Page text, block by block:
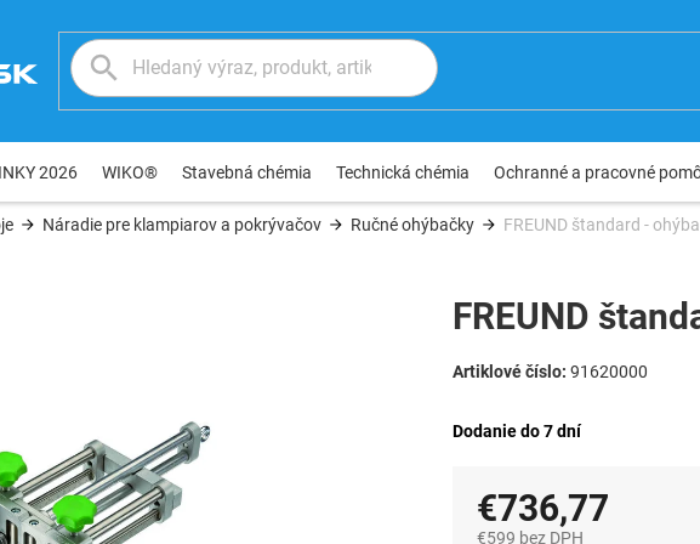
2026 WIKO® Stavebná chémia Technická chémia Ochranné a pracovné
Náradie pre klampiarov a pokrývačov Ručné ohýbačky FREUND štandard -
Dodanie do 7 dní
FREUND
91620000
€736,77
€599 bez DPH